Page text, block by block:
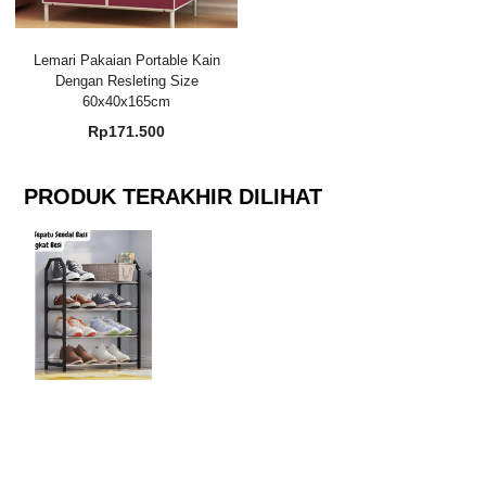
Lemari Pakaian Portable Kain
Dengan Resleting Size
60x40x165cm
Rp171.500
PRODUK TERAKHIR DILIHAT